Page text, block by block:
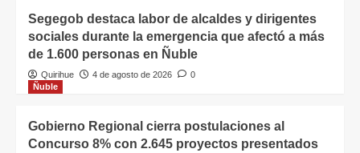
Segegob destaca labor de alcaldes y dirigentes
sociales durante la emergencia que afectó a más
de 1.600 personas en Ñuble
Quirihue 4 de agosto de 2026
0
Ñuble
Gobierno Regional cierra postulaciones al
Concurso 8% con 2.645 proyectos presentados